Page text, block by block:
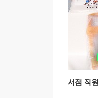
서점 직